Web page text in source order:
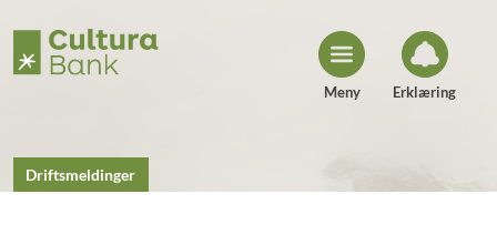
o
Meny Erklæring
Driftsmeldinger